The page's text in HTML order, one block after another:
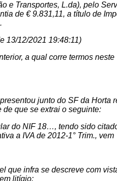
Transportes, L.da), pelo
de € 9.831,11, a título de
13/12/2021 19:48:11)
a qual corre termos
junto do SF da Horta
que se extrai o seguinte:
do NIF 18…, tendo sido
a IVA de 2012-1° Trim., vem
que infra se descreve com
litígio: